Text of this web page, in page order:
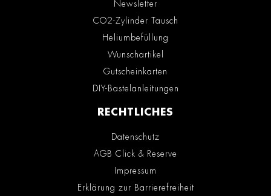
Newsletter
CO2-Zylinder Tausch
Heliumbefüllung
Wunschartikel
Gutscheinkarten
DIY-Bastelanleitungen
RECHTLICHES
Datenschutz
AGB Click & Reserve
Impressum
Erklärung zur Barrierefreiheit